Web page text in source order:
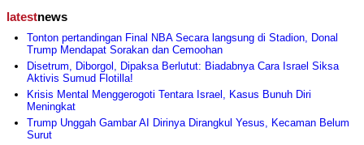
latestnews
Tonton pertandingan Final NBA Secara langsung di Stadion, Donal
Trump Mendapat Sorakan dan Cemoohan
Disetrum, Diborgol, Dipaksa Berlutut: Biadabnya Cara Israel Siksa
Aktivis Sumud Flotilla!
Krisis Mental Menggerogoti Tentara Israel, Kasus Bunuh Diri
Meningkat
Trump Unggah Gambar AI Dirinya Dirangkul Yesus, Kecaman Belum
Surut